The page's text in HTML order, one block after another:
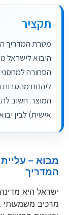
תקציר
מטרת המדריך
היבוא לישראל
הסחורה למחסני
ליהנות מהטבות
המוצר. חשוב
אישית) לבין
מבוא –
המדריך
ישראל היא
מרכיב משמעותי